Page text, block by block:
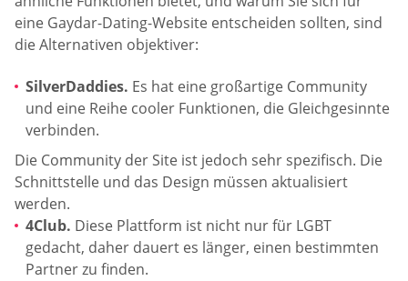
eine Gaydar-Dating-Website entscheiden sollten, sind
die Alternativen objektiver:
SilverDaddies. Es hat eine großartige Community
und eine Reihe cooler Funktionen, die Gleichgesinnte
verbinden.
Die Community der Site ist jedoch sehr spezifisch. Die
Schnittstelle und das Design müssen aktualisiert
werden.
4Club. Diese Plattform ist nicht nur für LGBT
gedacht, daher dauert es länger, einen bestimmten
Partner zu finden.